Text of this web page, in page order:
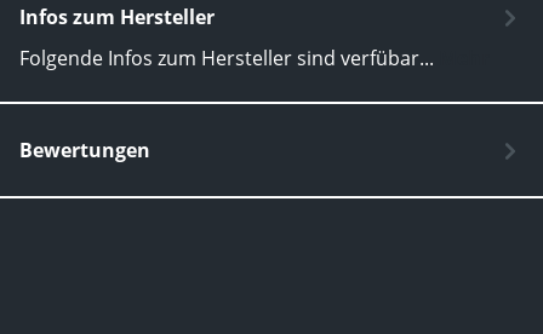
Infos zum Hersteller
Folgende Infos zum Hersteller sind verfübar...
Bewertungen